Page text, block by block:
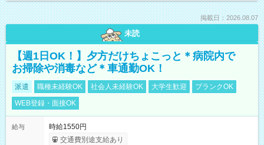
掲載日：2026.08.07
未読
【週1日OK！】夕方だけちょこっと＊病院内で
お掃除や消毒など＊車通勤OK！
派遣 職種未経験OK 社会人未経験OK 大学生歓迎
ブランクOK
WEB登録・面接OK
給与
時給1550円
交通費別途支給あり